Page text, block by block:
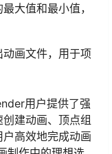
大值和最小值，
动画文件，用于项
用户提供了强
建动画、顶点组
高效地完成动画